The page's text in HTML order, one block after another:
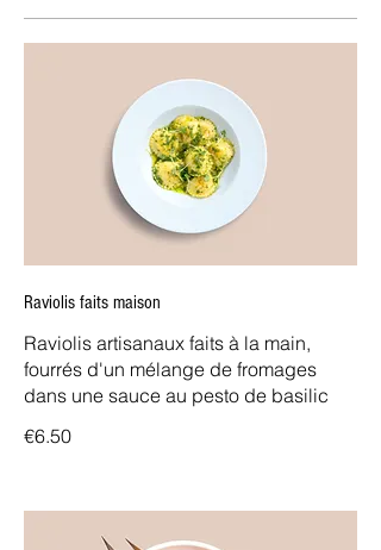
Raviolis faits maison
Raviolis artisanaux faits à la main,
fourrés d'un mélange de fromages
dans une sauce au pesto de basilic
€6.50